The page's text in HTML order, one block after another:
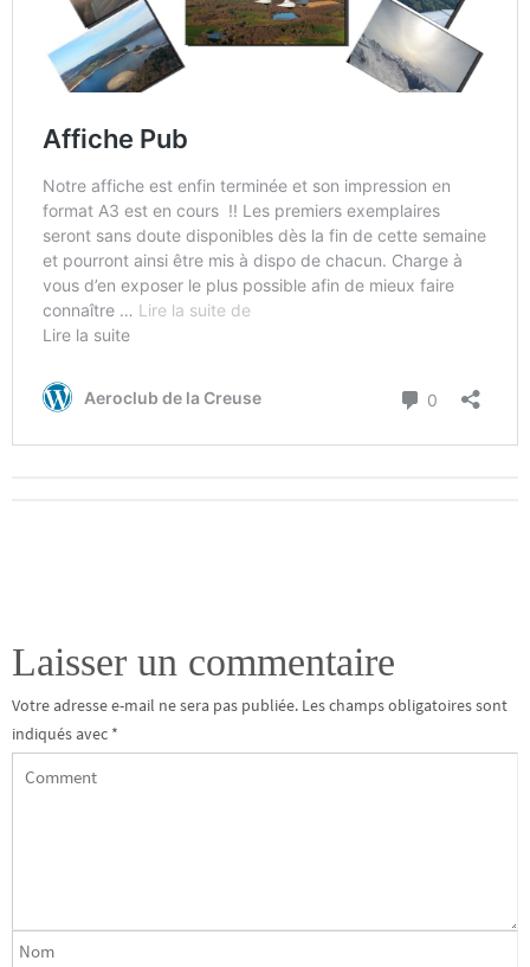
Laisser un commentaire
Votre adresse e-mail ne sera pas publiée. Les champs obligatoires sont
indiqués avec *